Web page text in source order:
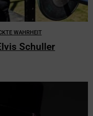
WAHRHEIT
Schuller